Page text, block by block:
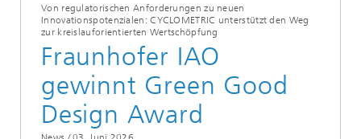
Von regulatorischen Anforderungen zu neuen
Innovationspotenzialen: CYCLOMETRIC unterstützt den Weg
zur kreislauforientierten Wertschöpfung
Fraunhofer IAO
gewinnt Green Good
Design Award